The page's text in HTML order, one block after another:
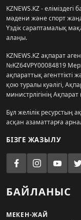
KZNEWS.KZ -
мәдени және спорт
Үздік сараптамалық
алаңы.
KZNEWS.KZ ақпарат
№KZ64VPY00084819
ақпараттық агенттікті
қою туралы куәлігі,
министрлігінің
Бұл желілік ресурстың
асқан азаматтарға
БІЗГЕ ЖАЗЫЛУ
БАЙЛАНЫС
МЕКЕН-ЖАЙ